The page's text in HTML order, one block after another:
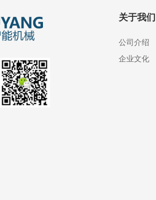
关于我们
公司介绍
企业文化